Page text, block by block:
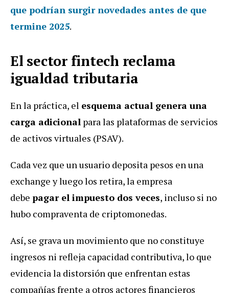
que podrían surgir novedades antes de que
termine 2025.
El sector fintech reclama
igualdad tributaria
En la práctica, el esquema actual genera una
carga adicional para las plataformas de servicios
de activos virtuales (PSAV).
Cada vez que un usuario deposita pesos en una
exchange y luego los retira, la empresa
debe pagar el impuesto dos veces, incluso si no
hubo compraventa de criptomonedas.
Así, se grava un movimiento que no constituye
ingresos ni refleja capacidad contributiva, lo que
evidencia la distorsión que enfrentan estas
compañías frente a otros actores financieros